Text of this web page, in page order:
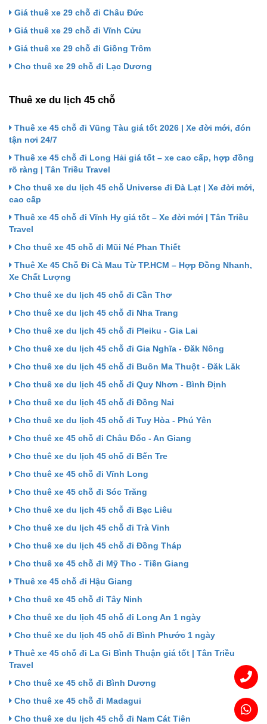
Giá thuê xe 29 chỗ đi Châu Đức
Giá thuê xe 29 chỗ đi Vĩnh Cửu
Giá thuê xe 29 chỗ đi Giồng Trôm
Cho thuê xe 29 chỗ đi Lạc Dương
Thuê xe du lịch 45 chỗ
Thuê xe 45 chỗ đi Vũng Tàu giá tốt 2026 | Xe đời mới, đón
tận nơi 24/7
Thuê xe 45 chỗ đi Long Hải giá tốt – xe cao cấp, hợp đồng
rõ ràng | Tân Triều Travel
Cho thuê xe du lịch 45 chỗ Universe đi Đà Lạt | Xe đời mới,
cao cấp
Thuê xe 45 chỗ đi Vĩnh Hy giá tốt – Xe đời mới | Tân Triều
Travel
Cho thuê xe 45 chỗ đi Mũi Né Phan Thiết
Thuê Xe 45 Chỗ Đi Cà Mau Từ TP.HCM – Hợp Đồng Nhanh,
Xe Chất Lượng
Cho thuê xe du lịch 45 chỗ đi Cần Thơ
Cho thuê xe du lịch 45 chỗ đi Nha Trang
Cho thuê xe du lịch 45 chỗ đi Pleiku - Gia Lai
Cho thuê xe du lịch 45 chỗ đi Gia Nghĩa - Đăk Nông
Cho thuê xe du lịch 45 chỗ đi Buôn Ma Thuột - Đăk Lăk
Cho thuê xe du lịch 45 chỗ đi Quy Nhơn - Bình Định
Cho thuê xe du lịch 45 chỗ đi Đồng Nai
Cho thuê xe du lịch 45 chỗ đi Tuy Hòa - Phú Yên
Cho thuê xe 45 chỗ đi Châu Đốc - An Giang
Cho thuê xe du lịch 45 chỗ đi Bến Tre
Cho thuê xe 45 chỗ đi Vĩnh Long
Cho thuê xe 45 chỗ đi Sóc Trăng
Cho thuê xe du lịch 45 chỗ đi Bạc Liêu
Cho thuê xe du lịch 45 chỗ đi Trà Vinh
Cho thuê xe du lịch 45 chỗ đi Đồng Tháp
Cho thuê xe 45 chỗ đi Mỹ Tho - Tiền Giang
Thuê xe 45 chỗ đi Hậu Giang
Cho thuê xe 45 chỗ đi Tây Ninh
Cho thuê xe du lịch 45 chỗ đi Long An 1 ngày
Cho thuê xe du lịch 45 chỗ đi Bình Phước 1 ngày
Thuê xe 45 chỗ đi La Gi Bình Thuận giá tốt | Tân Triều
Travel
Cho thuê xe 45 chỗ đi Bình Dương
Cho thuê xe 45 chỗ đi Madagui
Cho thuê xe du lịch 45 chỗ đi Nam Cát Tiên